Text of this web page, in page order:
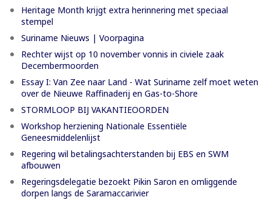
Heritage Month krijgt extra herinnering met speciaal
stempel
Suriname Nieuws | Voorpagina
Rechter wijst op 10 november vonnis in civiele zaak
Decembermoorden
Essay I: Van Zee naar Land - Wat Suriname zelf moet weten
over de Nieuwe Raffinaderij en Gas-to-Shore
STORMLOOP BIJ VAKANTIEOORDEN
Workshop herziening Nationale Essentiële
Geneesmiddelenlijst
Regering wil betalingsachterstanden bij EBS en SWM
afbouwen
Regeringsdelegatie bezoekt Pikin Saron en omliggende
dorpen langs de Saramaccarivier